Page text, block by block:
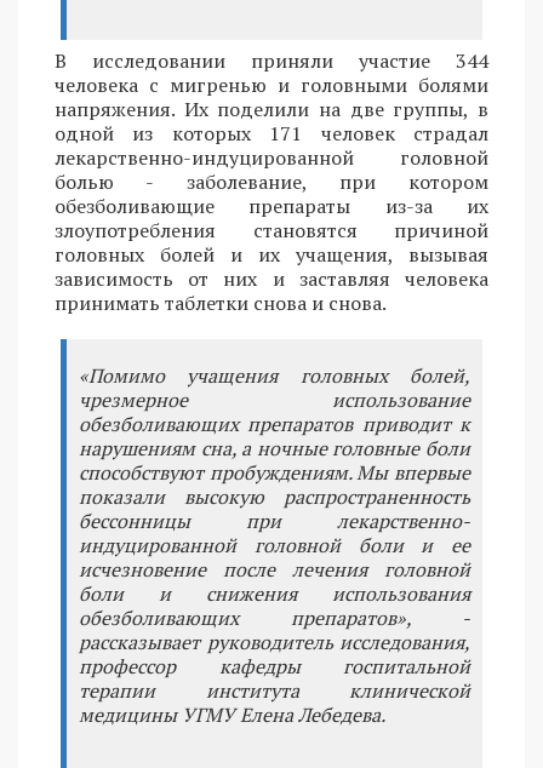
В исследовании приняли участие 344
человека с мигренью и головными болями
напряжения. Их поделили на две группы, в
одной из которых 171 человек страдал
лекарственно-индуцированной головной
болью - заболевание, при котором
обезболивающие препараты из-за их
злоупотребления становятся причиной
головных болей и их учащения, вызывая
зависимость от них и заставляя человека
принимать таблетки снова и снова.
«Помимо учащения головных болей,
чрезмерное использование
обезболивающих препаратов приводит к
нарушениям сна, а ночные головные боли
способствуют пробуждениям. Мы впервые
показали высокую распространенность
бессонницы при лекарственно-
индуцированной головной боли и ее
исчезновение после лечения головной
боли и снижения использования
обезболивающих препаратов», -
рассказывает руководитель исследования,
профессор кафедры госпитальной
терапии института клинической
медицины УГМУ Елена Лебедева.